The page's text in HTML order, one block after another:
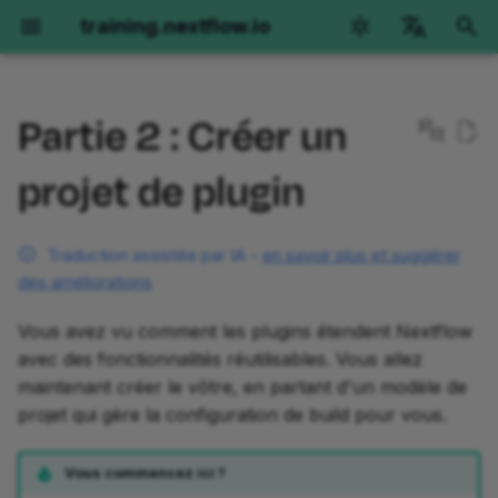
training.nextflow.io
italiano
한국어
Polski
i
i
s
Nextflow Run
Démarrage
Partie 1 : Exécuter les
opérations de base
Partie 2 : Exécuter de vrais
pipelines
Partie 3 : Configuration
d'exécution
Hello Nextflow
Premiers pas
Partie 1 : Hello World
Partie 3 : Hello Workflow
Partie 4 : Hello Modules
Partie 5 : Hello Containers
Hello nf-core
Premiers pas
Partie 1 : Exécuter un
pipeline de démonstration
Partie 2 : Réécrire Hello
pour nf-core
Partie 3 : Utiliser un module
nf-core
Nextflow pour la Science
Génomique
Génomique
Premiers pas
Partie 1 : Présentation
Partie 2 : Appel de
par échantillon
Partie 3 : Variant calling
joint sur une cohorte
ARNseq
ARNseq
Premiers pas
Partie 1 : Aperçu de la
Partie 2 : Implémentation
pour un seul échantillon
Partie 3 : Implémentation
multi-échantillons en
Imagerie
Orientation
Partie 1 : Exécuter des
Partie 2 : Exécuter nf-
core/molkart
Partie 3 : Organisation
entrées
1. Créer le projet de plugin
2. Examiner la structure du
3. Explorer la configuration
3.1. settings.gradle
3.2. build.gradle
3.3. Mettre à jour
Training Collections
La Boîte à Outils de
Obtenir de l'aide
Options
Options
GitHub Codespaces
Devcontainers locaux
Versions de Nextflow
Le pipeline Hello
Partie 2 : Créer un
projet de plugin
Traduction assistée par IA - en savoir plus et suggérer
des améliorations
Vous avez vu comment les plugins étendent Nextflow
avec des fonctionnalités réutilisables. Vous allez
maintenant créer le vôtre, en partant d'un modèle de
projet qui gère la configuration de build pour vous.
Vous commencez ici ?